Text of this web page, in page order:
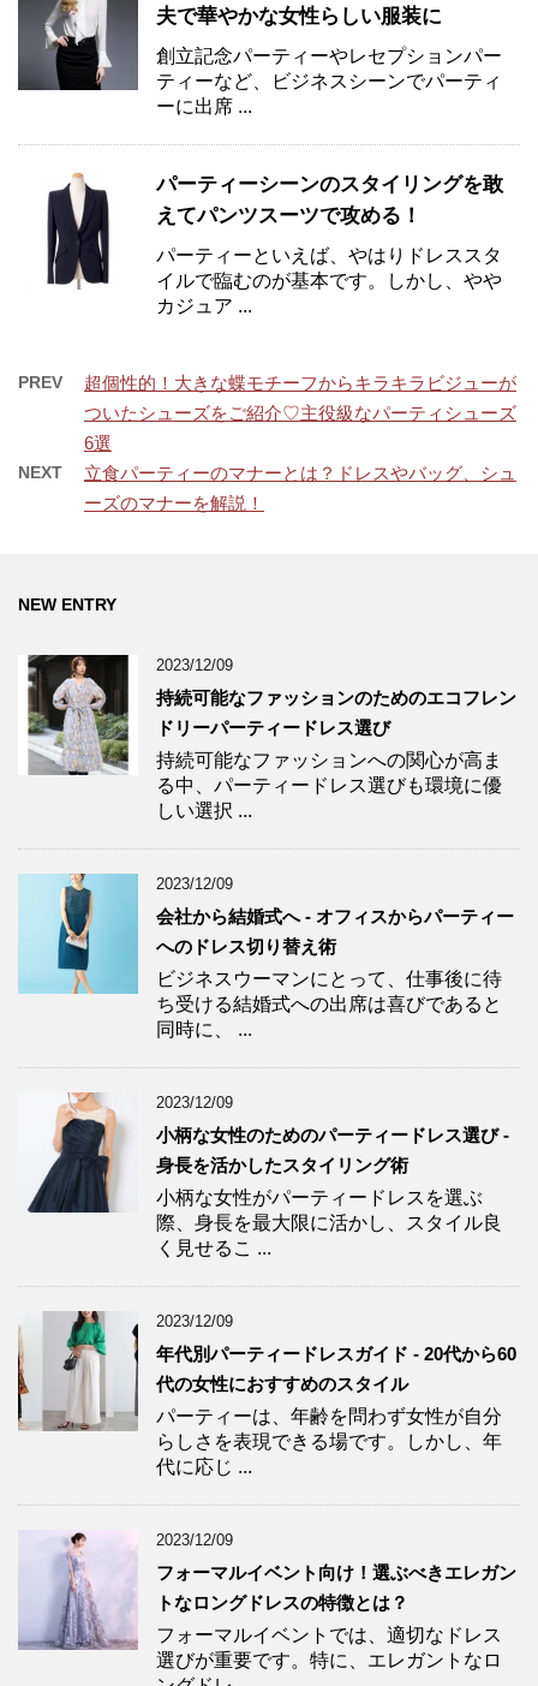
夫で華やかな女性らしい服装に
創立記念パーティーやレセプションパー
ティーなど、ビジネスシーンでパーティ
ーに出席 ...
パーティーシーンのスタイリングを敢
えてパンツスーツで攻める！
パーティーといえば、やはりドレススタ
イルで臨むのが基本です。しかし、やや
カジュア ...
PREV
超個性的！大きな蝶モチーフからキラキラビジューが
ついたシューズをご紹介♡主役級なパーティシューズ
6選
NEXT
立食パーティーのマナーとは？ドレスやバッグ、シュ
ーズのマナーを解説！
NEW ENTRY
2023/12/09
持続可能なファッションのためのエコフレン
ドリーパーティードレス選び
持続可能なファッションへの関心が高ま
る中、パーティードレス選びも環境に優
しい選択 ...
2023/12/09
会社から結婚式へ - オフィスからパーティー
へのドレス切り替え術
ビジネスウーマンにとって、仕事後に待
ち受ける結婚式への出席は喜びであると
同時に、 ...
2023/12/09
小柄な女性のためのパーティードレス選び -
身長を活かしたスタイリング術
小柄な女性がパーティードレスを選ぶ
際、身長を最大限に活かし、スタイル良
く見せるこ ...
2023/12/09
年代別パーティードレスガイド - 20代から60
代の女性におすすめのスタイル
パーティーは、年齢を問わず女性が自分
らしさを表現できる場です。しかし、年
代に応じ ...
2023/12/09
フォーマルイベント向け！選ぶべきエレガン
トなロングドレスの特徴とは？
フォーマルイベントでは、適切なドレス
選びが重要です。特に、エレガントなロ